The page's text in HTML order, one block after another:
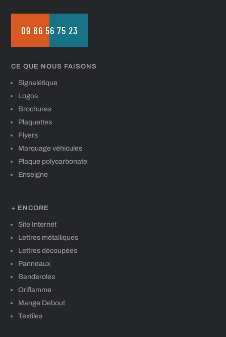
09 86 56 75 23
CE QUE NOUS FAISONS
Signalétique
Logos
Brochures
Plaquettes
Flyers
Marquage véhicules
Plaque polycarbonate
Enseigne
+ ENCORE
Site Internet
Lettres métalliques
Lettres découpées
Panneaux
Banderoles
Oriflamme
Mange Debout
Textiles